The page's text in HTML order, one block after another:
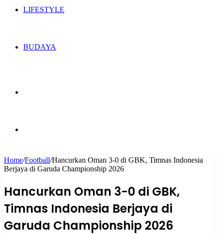
LIFESTYLE
BUDAYA
for
Home/Football/Hancurkan Oman 3-0 di GBK, Timnas Indonesia
Berjaya di Garuda Championship 2026
Hancurkan Oman 3-0 di GBK,
Timnas Indonesia Berjaya di
Garuda Championship 2026